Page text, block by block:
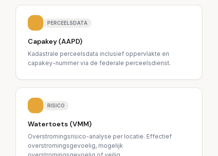
PERCEELSDATA
Capakey (AAPD)
Kadastrale perceelsdata inclusief oppervlakte en
capakey-nummer via de federale perceelsdienst.
RISICO
Watertoets (VMM)
Overstromingsrisico-analyse per locatie. Effectief
overstromingsgevoelig, mogelijk